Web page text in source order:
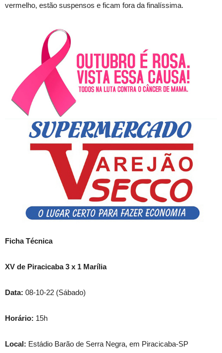
vermelho, estão suspensos e ficam fora da finalíssima.
Ficha Técnica
XV de Piracicaba 3 x 1 Marília
Data: 08-10-22 (Sábado)
Horário: 15h
Local: Estádio Barão de Serra Negra, em Piracicaba-SP